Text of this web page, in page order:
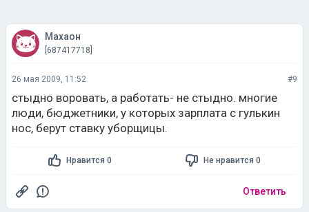
Махаон
[687417718]
26 мая 2009, 11:52 #9
стыдно воровать, а работать- не стыдно. многие
люди, бюджетники, у которых зарплата с гулькин
нос, берут ставку уборщицы.
Нравится 0 Не нравится 0
Ответить